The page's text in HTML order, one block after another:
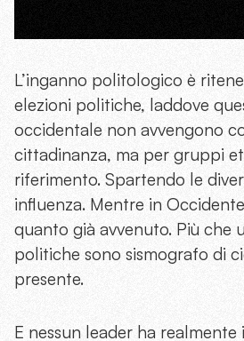
L’inganno politologico è
elezioni politiche, laddove
occidentale non avvengono
cittadinanza, ma per gruppi
riferimento. Spartendo le
influenza. Mentre in
quanto già avvenuto. Più che
politiche sono sismografo di
presente.
E nessun leader ha realmente